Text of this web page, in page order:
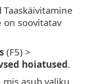
on soovitatav
(F5) >
hoiatused.
mis asub valiku